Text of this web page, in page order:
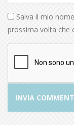
Salva il mio
prossima volta che